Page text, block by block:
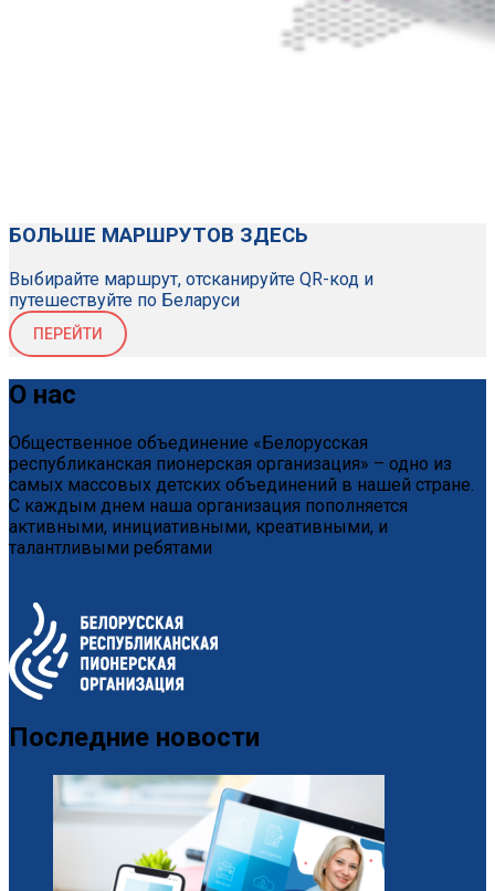
БОЛЬШЕ МАРШРУТОВ ЗДЕСЬ
Выбирайте маршрут, отсканируйте QR-код и
путешествуйте по Беларуси
ПЕРЕЙТИ
О нас
Общественное объединение «Белорусская
республиканская пионерская организация» – одно из
самых массовых детских объединений в нашей стране.
С каждым днем наша организация пополняется
активными, инициативными, креативными, и
талантливыми ребятами
Последние новости